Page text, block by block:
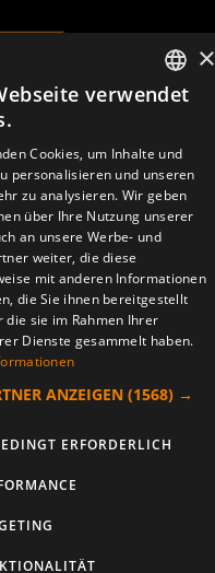
Videoanleitungen
Richtlinien
SWEDISH
DEUTSCH
×
verwendet
Cookies, um Inhalte und
personalisieren und unseren
zu analysieren. Wir geben
über Ihre Nutzung unserer
an unsere Werbe- und
weiter, die diese
mit anderen Informationen
die Sie ihnen bereitgestellt
die sie im Rahmen Ihrer
Dienste gesammelt haben.
ANZEIGEN (1568) →
ERFORDERLICH